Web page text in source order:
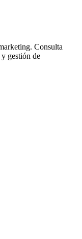
Consulta
y gestión de